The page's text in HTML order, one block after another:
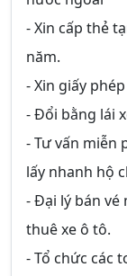
- Xin cấp thẻ
năm.
- Xin giấy
- Đổi bằng lái
- Tư vấn miễn
lấy nhanh hộ
- Đại lý bán vé
thuê xe ô tô.
- Tổ chức các